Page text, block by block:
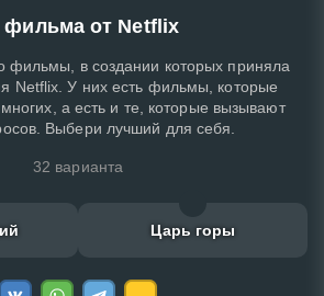
фильма от Netflix
фильмы, в создании которых приняла
Netflix. У них есть фильмы, которые
а есть и те, которые вызывают
Выбери лучший для себя.
32 варианта
Царь горы